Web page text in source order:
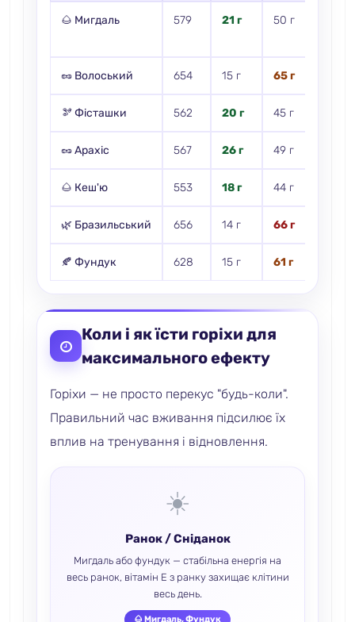
🌰 Мигдаль 579 21 г 50 г
🥜 Волоський 654 15 г 65 г
🫘 Фісташки 562 20 г 45 г
🥜 Арахіс 567 26 г 49 г
🌰 Кеш'ю 553 18 г 44 г
🌿 Бразильський 656 14 г 66 г
🍂 Фундук 628 15 г 61 г
Коли і як їсти горіхи для
максимального ефекту
Горіхи — не просто перекус "будь-коли".
Правильний час вживання підсилює їх
вплив на тренування і відновлення.
☀️
Ранок / Сніданок
Мигдаль або фундук — стабільна енергія на
весь ранок, вітамін E з ранку захищає клітини
весь день.
🌰 Мигдаль, Фундук